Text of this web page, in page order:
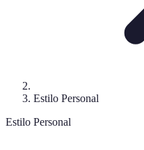
Estilo Personal
Estilo Personal